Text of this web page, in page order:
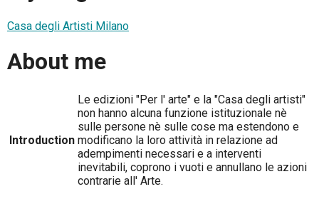
Casa degli Artisti Milano
About me
Introduction
Le edizioni "Per l' arte" e la "Casa degli artisti"
non hanno alcuna funzione istituzionale nè
sulle persone nè sulle cose ma estendono e
modificano la loro attività in relazione ad
adempimenti necessari e a interventi
inevitabili, coprono i vuoti e annullano le azioni
contrarie all' Arte.